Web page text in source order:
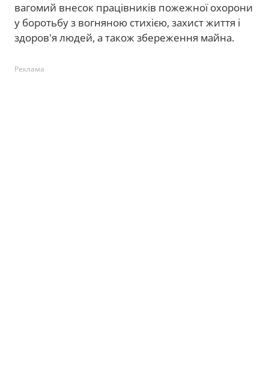
вагомий внесок працівників пожежної охорони
у боротьбу з вогняною стихією, захист життя і
здоров'я людей, а також збереження майна.
Реклама